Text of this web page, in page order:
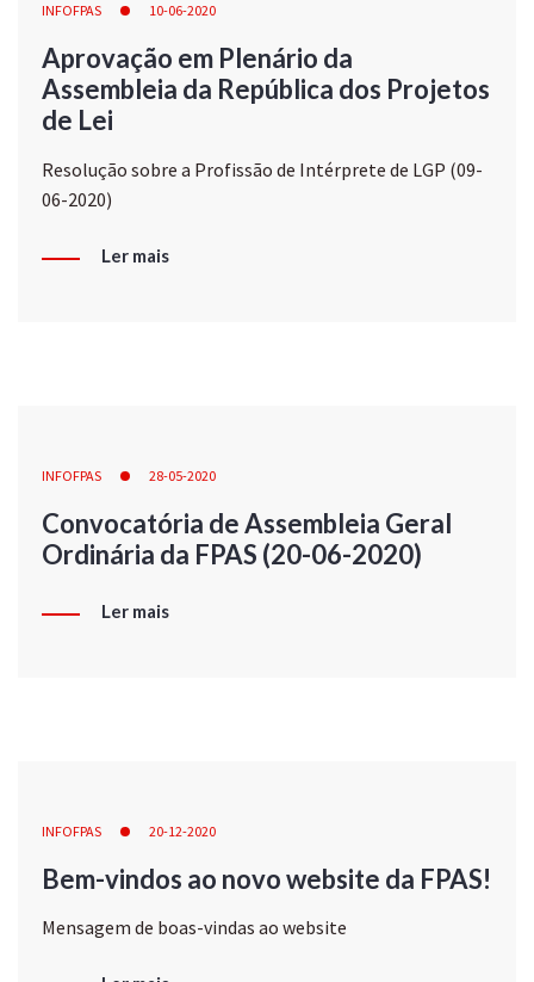
INFOFPAS 10-06-2020
Aprovação em Plenário da
Assembleia da República dos Projetos
de Lei
Resolução sobre a Profissão de Intérprete de LGP (09-
06-2020)
Ler mais
INFOFPAS 28-05-2020
Convocatória de Assembleia Geral
Ordinária da FPAS (20-06-2020)
Ler mais
INFOFPAS 20-12-2020
Bem-vindos ao novo website da FPAS!
Mensagem de boas-vindas ao website